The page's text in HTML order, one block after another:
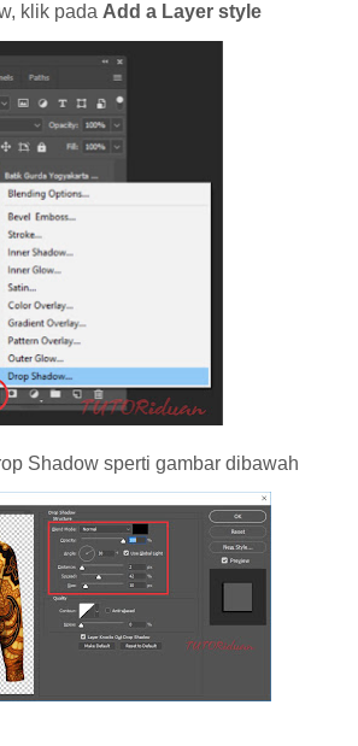
klik pada Add a Layer style
Shadow sperti gambar dibawah